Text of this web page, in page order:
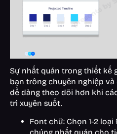
Sự nhất quán trong thiết kế
bạn trông chuyên nghiệp
dễ dàng theo dõi hơn khi
trì xuyên suốt.
Font chữ: Chọn 1-2
chúng nhất quán cho